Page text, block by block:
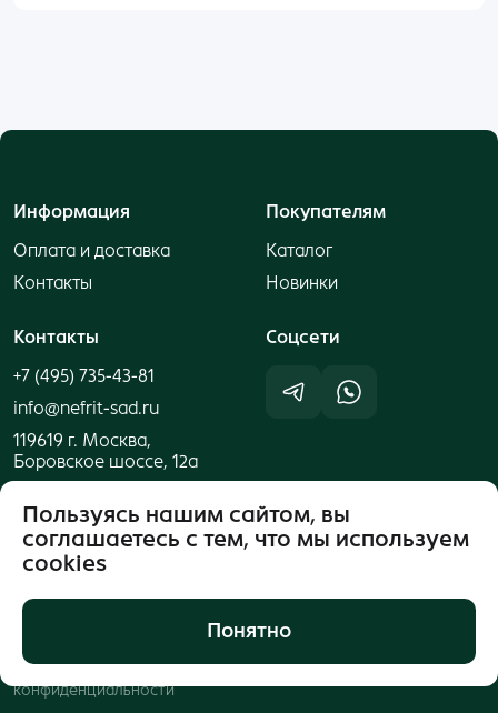
Информация
Оплата и доставка
Контакты
Покупателям
Каталог
Новинки
Контакты
+7 (495) 735-43-81
info@nefrit-sad.ru
119619 г. Москва,
Боровское шоссе, 12а
Cоцсети
Нефритовый Сад"
Политика
конфиденциальности
Пользуясь нашим сайтом, вы
соглашаетесь с тем, что мы используем
cookies
Понятно